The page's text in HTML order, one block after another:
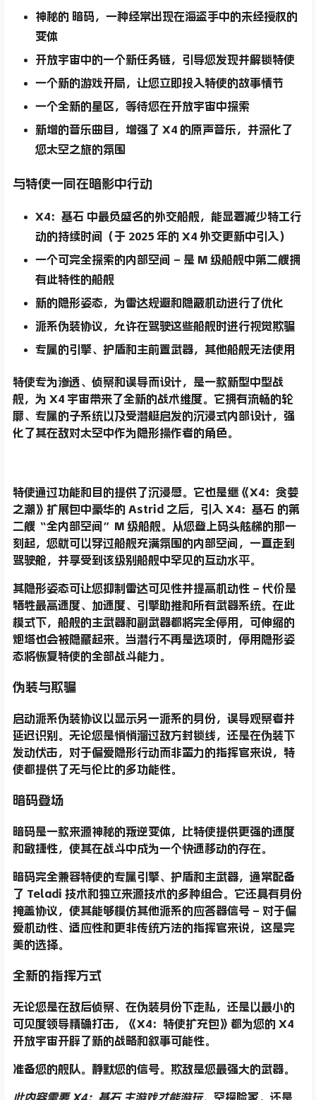
神秘的 暗码，一种经常出现在海盗手中的未经授权的
变体
开放宇宙中的一个新任务链，引导您发现并解锁特使
一个新的游戏开局，让您立即投入特使的故事情节
一个全新的星区，等待您在开放宇宙中探索
新增的音乐曲目，增强了 X4 的原声音乐，并深化了
您太空之旅的氛围
与特使一同在暗影中行动
X4：基石 中最负盛名的外交船舰，能显著减少特工行
动的持续时间（于 2025 年的 X4 外交更新中引入）
一个可完全探索的内部空间 – 是 M 级船舰中第二艘拥
有此特性的船舰
新的 隐形姿态 ，为雷达规避和隐蔽机动进行了优化
派系伪装协议 ，允许在驾驶这些船舰时进行视觉欺骗
专属的引擎、护盾和主前置武器，其他船舰无法使用
特使专为渗透、侦察和误导而设计，是一款新型中型战
舰，为 X4 宇宙带来了全新的战术维度。它拥有流畅的轮
廓、专属的子系统以及受潜艇启发的沉浸式内部设计，强
化了其在敌对太空中作为隐形操作者的角色。
特使通过功能和目的提供了沉浸感。它也是继《X4：贪婪
之潮》扩展包中豪华的 Astrid 之后，引入 X4：基石 的第
二艘 “全内部空间”M 级船舰 。从您登上码头舷梯的那一
刻起，您就可以穿过船舰充满氛围的内部空间，一直走到
驾驶舱，并享受到该级别船舰中罕见的互动水平。
其隐形姿态可让您抑制雷达可见性并提高机动性 – 代价是
牺牲最高速度、加速度、引擎助推和所有武器系统。在此
模式下，船舰的主武器和副武器都将完全停用，可伸缩的
炮塔也会被隐藏起来。当潜行不再是选项时，停用隐形姿
态将恢复特使的全部战斗能力。
伪装与欺骗
启动派系伪装协议 以显示另一派系的身份，误导观察者并
延迟识别。无论您是悄悄溜过敌方封锁线，还是在伪装下
发动伏击，对于偏爱隐形行动而非蛮力的指挥官来说，特
使都提供了无与伦比的多功能性。
暗码登场
暗码是一款来源神秘的叛逆变体，比特使提供更强的速度
和敏捷性，使其在战斗中成为一个快速移动的存在。
暗码完全兼容特使的专属引擎、护盾和主武器，通常配备
了 Teladi 技术和独立来源技术的多种组合。它还具有身份
掩盖协议，使其能够模仿其他派系的应答器信号 – 对于偏
爱机动性、适应性和更非传统方法的指挥官来说，这是完
美的选择。
全新的指挥方式
无论您是在敌后侦察、在伪装身份下走私，还是以最小的
可见度领导精确打击，《X4：特使扩充包》都为您的 X4
开放宇宙开辟了新的战略和叙事可能性。
准备您的舰队。静默您的信号。欺敌是您最强大的武器。
此内容需要 X4：基石 主游戏才能游玩。 空探险家，还是